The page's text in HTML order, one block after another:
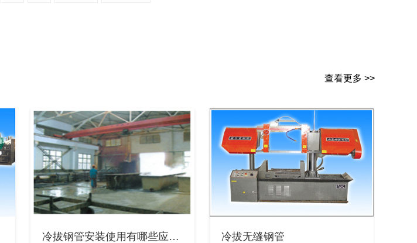
查看更多 >>
冷拔钢管安装使用有哪些应… 冷拔无缝钢管